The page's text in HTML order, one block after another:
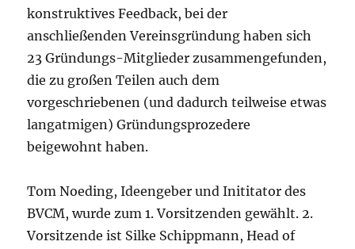
konstruktives Feedback, bei der
anschließenden Vereinsgründung haben sich
23 Gründungs-Mitglieder zusammengefunden,
die zu großen Teilen auch dem
vorgeschriebenen (und dadurch teilweise etwas
langatmigen) Gründungsprozedere
beigewohnt haben.
Tom Noeding, Ideengeber und Inititator des
BVCM, wurde zum 1. Vorsitzenden gewählt. 2.
Vorsitzende ist Silke Schippmann, Head of